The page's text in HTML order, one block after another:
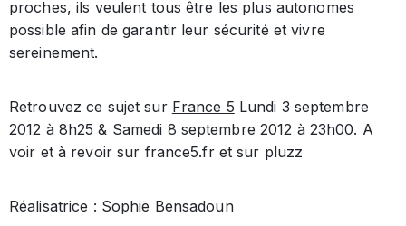
proches, ils veulent tous être les plus autonomes
possible afin de garantir leur sécurité et vivre
sereinement.
Retrouvez ce sujet sur France 5 Lundi 3 septembre
2012 à 8h25 & Samedi 8 septembre 2012 à 23h00. A
voir et à revoir sur france5.fr et sur pluzz
Réalisatrice : Sophie Bensadoun